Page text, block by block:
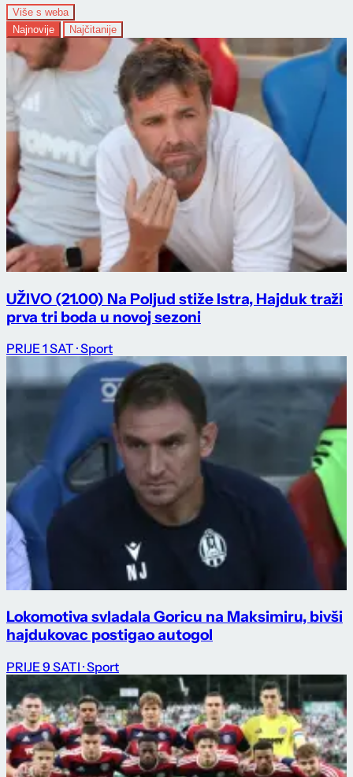
Više s weba
Najnovije
Najčitanije
UŽIVO (21.00) Na Poljud stiže Istra, Hajduk traži
prva tri boda u novoj sezoni
PRIJE 1 SAT · Sport
Lokomotiva svladala Goricu na Maksimiru, bivši
hajdukovac postigao autogol
PRIJE 9 SATI · Sport